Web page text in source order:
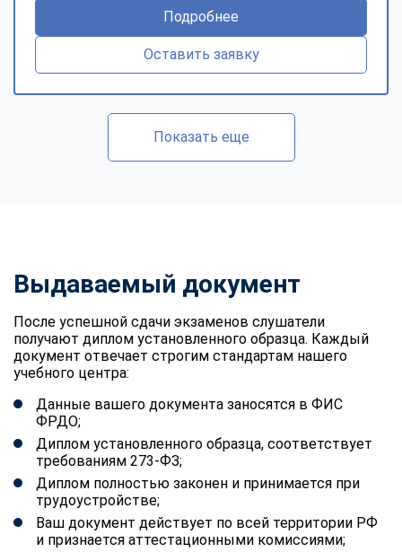
Подробнее
Оставить заявку
Показать еще
Выдаваемый документ
После успешной сдачи экзаменов слушатели
получают диплом установленного образца. Каждый
документ отвечает строгим стандартам нашего
учебного центра:
Данные вашего документа заносятся в ФИС
ФРДО;
Диплом установленного образца, соответствует
требованиям 273-ФЗ;
Диплом полностью законен и принимается при
трудоустройстве;
Ваш документ действует по всей территории РФ
и признается аттестационными комиссиями;